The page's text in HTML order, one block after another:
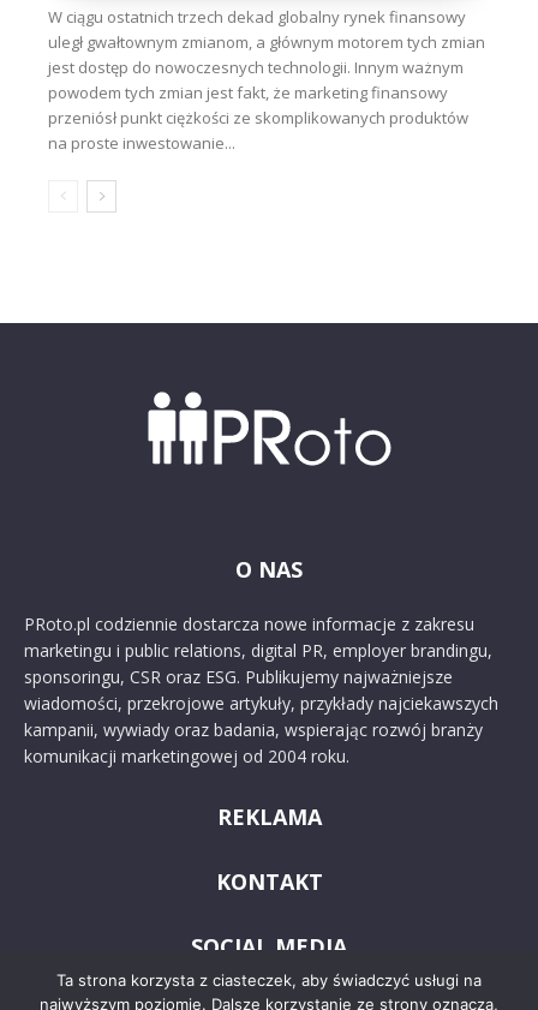
W ciągu ostatnich trzech dekad globalny rynek finansowy
uległ gwałtownym zmianom, a głównym motorem tych zmian
jest dostęp do nowoczesnych technologii. Innym ważnym
powodem tych zmian jest fakt, że marketing finansowy
przeniósł punkt ciężkości ze skomplikowanych produktów
na proste inwestowanie...
O NAS
PRoto.pl codziennie dostarcza nowe informacje z zakresu
marketingu i public relations, digital PR, employer brandingu,
sponsoringu, CSR oraz ESG. Publikujemy najważniejsze
wiadomości, przekrojowe artykuły, przykłady najciekawszych
kampanii, wywiady oraz badania, wspierając rozwój branży
komunikacji marketingowej od 2004 roku.
REKLAMA
KONTAKT
SOCIAL MEDIA
Ta strona korzysta z ciasteczek, aby świadczyć usługi na
najwyższym poziomie. Dalsze korzystanie ze strony oznacza,